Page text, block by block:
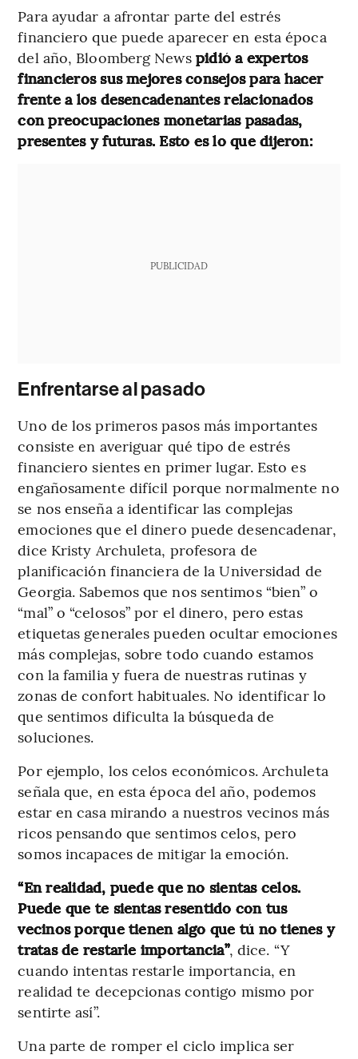
Para ayudar a afrontar parte del estrés
financiero que puede aparecer en esta época
del año, Bloomberg News pidió a expertos
financieros sus mejores consejos para hacer
frente a los desencadenantes relacionados
con preocupaciones monetarias pasadas,
presentes y futuras. Esto es lo que dijeron:
PUBLICIDAD
Enfrentarse al pasado
Uno de los primeros pasos más importantes
consiste en averiguar qué tipo de estrés
financiero sientes en primer lugar. Esto es
engañosamente difícil porque normalmente no
se nos enseña a identificar las complejas
emociones que el dinero puede desencadenar,
dice Kristy Archuleta, profesora de
planificación financiera de la Universidad de
Georgia. Sabemos que nos sentimos “bien” o
“mal” o “celosos” por el dinero, pero estas
etiquetas generales pueden ocultar emociones
más complejas, sobre todo cuando estamos
con la familia y fuera de nuestras rutinas y
zonas de confort habituales. No identificar lo
que sentimos dificulta la búsqueda de
soluciones.
Por ejemplo, los celos económicos. Archuleta
señala que, en esta época del año, podemos
estar en casa mirando a nuestros vecinos más
ricos pensando que sentimos celos, pero
somos incapaces de mitigar la emoción.
“En realidad, puede que no sientas celos.
Puede que te sientas resentido con tus
vecinos porque tienen algo que tú no tienes y
tratas de restarle importancia”, dice. “Y
cuando intentas restarle importancia, en
realidad te decepcionas contigo mismo por
sentirte así”.
Una parte de romper el ciclo implica ser